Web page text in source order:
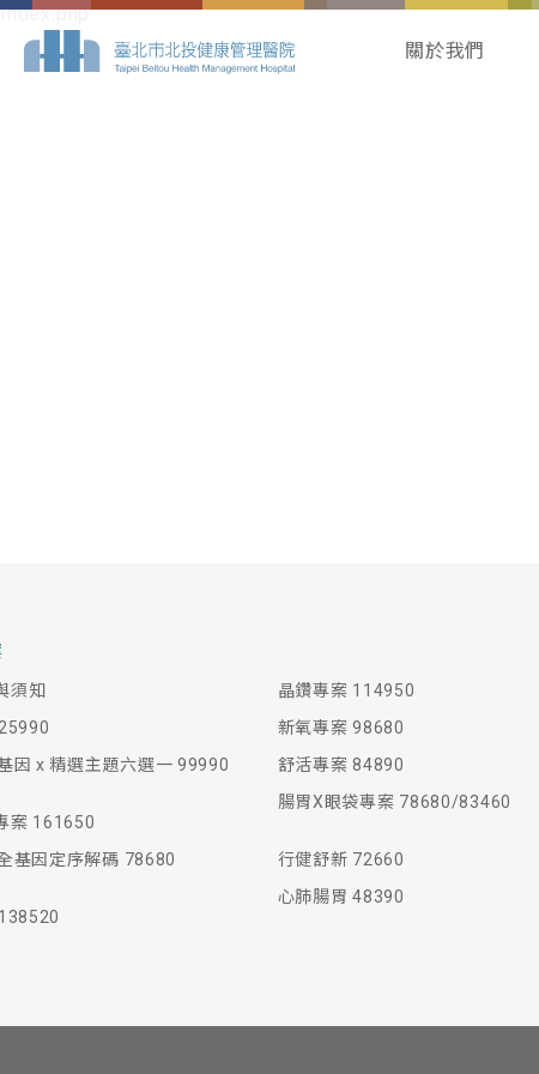
關於我們
Index.php
須知
因 x 精選主題六選一 99990
案 161650
基因定序解碼 78680
晶鑽專案 114950
新氧專案 98680
舒活專案 84890
腸胃X眼袋專案 78680/83460
行健舒新 72660
心肺腸胃 48390